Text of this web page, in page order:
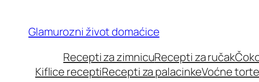
content
Glamurozni život domaćice
Recepti za zimnicuRecepti za ručak
Kiflice receptiRecepti za palacinkeVoćne